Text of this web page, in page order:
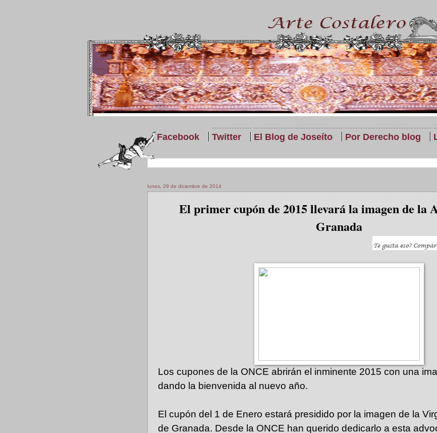
| Facebook Twitter El Blog de Joseíto Por Derecho blog
lunes, 29 de diciembre de 2014
El primer cupón de 2015 llevará la imagen de la
Granada
Los cupones de la ONCE abrirán el inminente 2015 con una
dando la bienvenida al nuevo año.
El cupón del 1 de Enero estará presidido por la imagen de la
de Granada. Desde la ONCE han querido dedicarlo a esta